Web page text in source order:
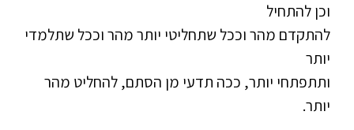
וכן להתחיל
להתקדם מהר וככל שתחליטי יותר מהר וככל שתלמדי
יותר
ותתפתחי יותר, ככה תדעי מן הסתם, להחליט מהר
יותר.